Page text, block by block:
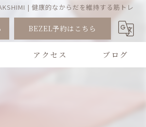
| 健康的なからだを維持する筋トレ
BEZEL予約はこちら
アクセス ブログ